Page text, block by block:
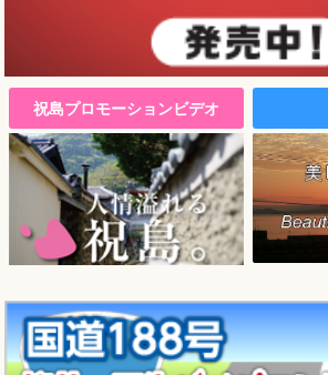
祝島プロモーションビデオ